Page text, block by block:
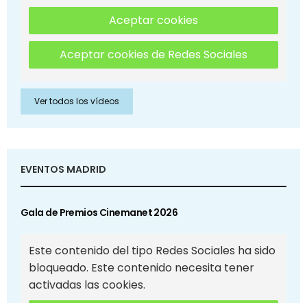
Aceptar cookies
Aceptar cookies de Redes Sociales
Ver todos los vídeos
EVENTOS MADRID
Gala de Premios Cinemanet 2026
Este contenido del tipo Redes Sociales ha sido
bloqueado. Este contenido necesita tener
activadas las cookies.